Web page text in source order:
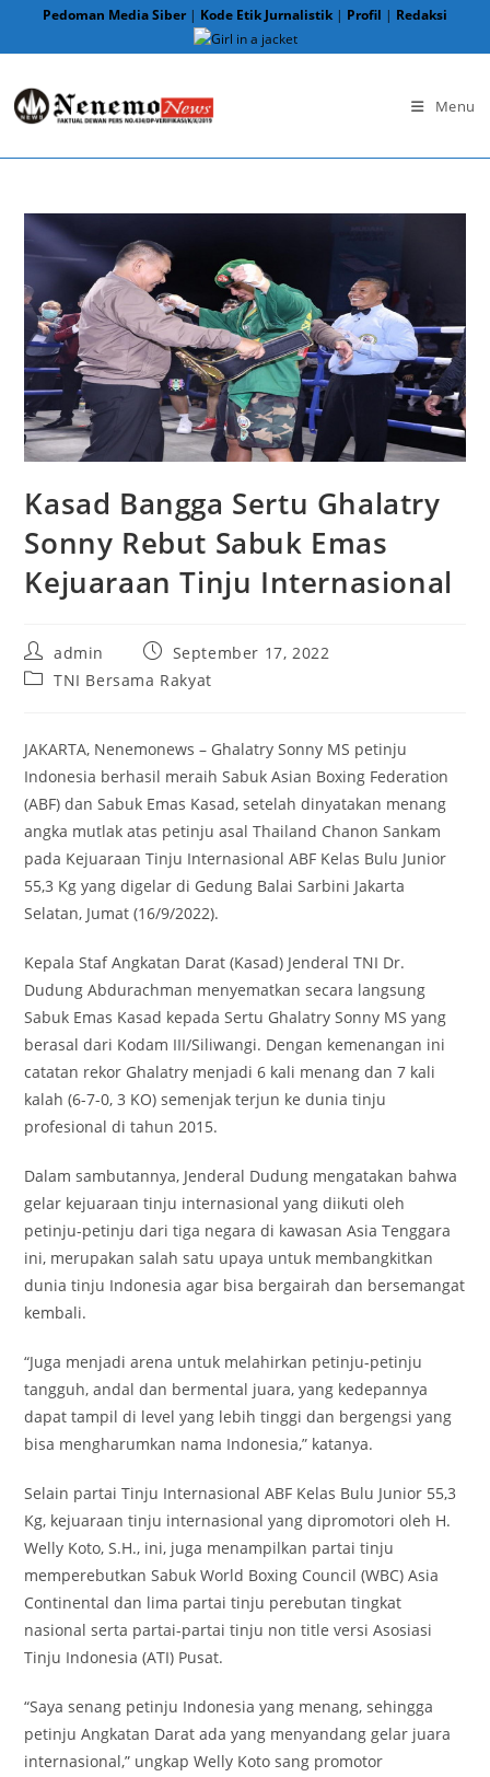
Pedoman Media Siber| Kode Etik Jurnalistik | Profil | Redaksi
Menu
Kasad Bangga Sertu Ghalatry
Sonny Rebut Sabuk Emas
Kejuaraan Tinju Internasional
Post
author:
admin
Post
published:
September 17, 2022
PostTNI Bersama Rakyat
JAKARTA, Nenemonews – Ghalatry Sonny MS petinju
Indonesia berhasil meraih Sabuk Asian Boxing Federation
(ABF) dan Sabuk Emas Kasad, setelah dinyatakan menang
angka mutlak atas petinju asal Thailand Chanon Sankam
pada Kejuaraan Tinju Internasional ABF Kelas Bulu Junior
55,3 Kg yang digelar di Gedung Balai Sarbini Jakarta
Selatan, Jumat (16/9/2022).
Kepala Staf Angkatan Darat (Kasad) Jenderal TNI Dr.
Dudung Abdurachman menyematkan secara langsung
Sabuk Emas Kasad kepada Sertu Ghalatry Sonny MS yang
berasal dari Kodam III/Siliwangi. Dengan kemenangan ini
catatan rekor Ghalatry menjadi 6 kali menang dan 7 kali
kalah (6-7-0, 3 KO) semenjak terjun ke dunia tinju
profesional di tahun 2015.
Dalam sambutannya, Jenderal Dudung mengatakan bahwa
gelar kejuaraan tinju internasional yang diikuti oleh
petinju-petinju dari tiga negara di kawasan Asia Tenggara
ini, merupakan salah satu upaya untuk membangkitkan
dunia tinju Indonesia agar bisa bergairah dan bersemangat
kembali.
“Juga menjadi arena untuk melahirkan petinju-petinju
tangguh, andal dan bermental juara, yang kedepannya
dapat tampil di level yang lebih tinggi dan bergengsi yang
bisa mengharumkan nama Indonesia,” katanya.
Selain partai Tinju Internasional ABF Kelas Bulu Junior 55,3
Kg, kejuaraan tinju internasional yang dipromotori oleh H.
Welly Koto, S.H., ini, juga menampilkan partai tinju
memperebutkan Sabuk World Boxing Council (WBC) Asia
Continental dan lima partai tinju perebutan tingkat
nasional serta partai-partai tinju non title versi Asosiasi
Tinju Indonesia (ATI) Pusat.
“Saya senang petinju Indonesia yang menang, sehingga
petinju Angkatan Darat ada yang menyandang gelar juara
internasional,” ungkap Welly Koto sang promotor